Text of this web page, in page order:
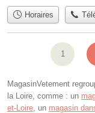
Horaires
1
MagasinVetement
la Loire, comme : un
et-Loire , un magasin